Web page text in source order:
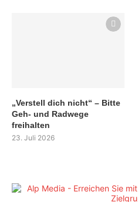
„Verstell dich nicht“ – Bitte
Geh- und Radwege
freihalten
23. Juli 2026